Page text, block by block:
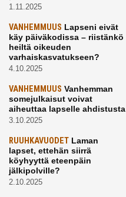
1.11.2025
VANHEMMUUS Lapseni eivät
käy päiväkodissa – riistänkö
heiltä oikeuden
varhaiskasvatukseen?
4.10.2025
VANHEMMUUS Vanhemman
somejulkaisut voivat
aiheuttaa lapselle ahdistusta
3.10.2025
RUUHKAVUODET Laman
lapset, ettehän siirrä
köyhyyttä eteenpäin
jälkipolville?
2.10.2025